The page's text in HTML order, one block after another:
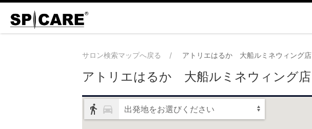
サロン検索マップへ戻る アトリエはるか 大船ルミネウィング店
アトリエはるか 大船ルミネウィング店
出発地をお選びください